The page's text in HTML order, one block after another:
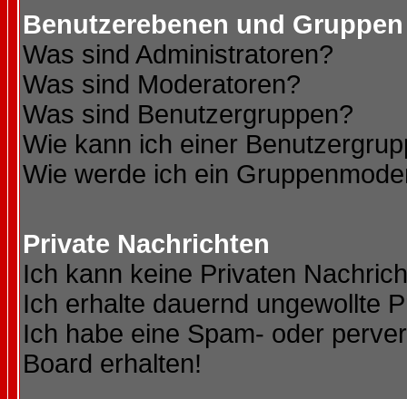
Benutzerebenen und Gruppen
Was sind Administratoren?
Was sind Moderatoren?
Was sind Benutzergruppen?
Wie kann ich einer
Wie werde ich ein
Private Nachrichten
Ich kann keine Privaten
Ich erhalte dauernd ungewollte
Ich habe eine Spam- oder
Board erhalten!